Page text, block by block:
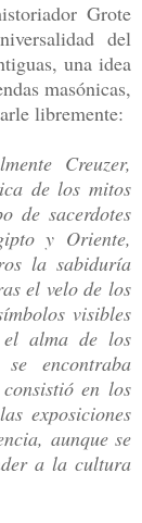
Grote
del
una idea
masónicas,
libremente:
Creuzer,
de los mitos
de sacerdotes
y Oriente,
la sabiduría
el velo de los
visibles
alma de los
encontraba
en los
exposiciones
aunque se
a la cultura